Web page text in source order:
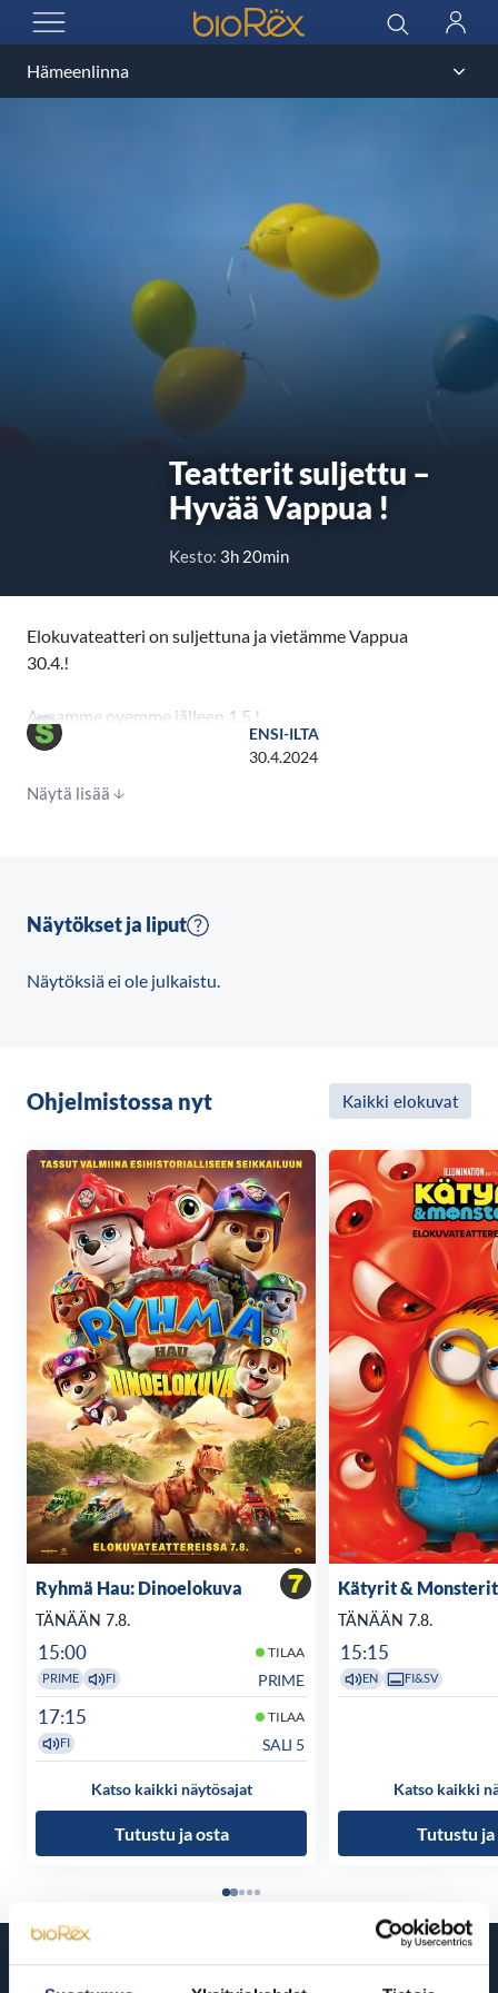
AVAA VALIKKO
BioRex Cinemas Haku
Teatterit suljettu –
Hyvää Vappua !
Kesto: 3h 20min
Elokuvateatteri on suljettuna ja vietämme Vappua
30.4.!
Avaamme ovemme jälleen 1.5.!
ENSI-ILTA
30.4.2024
Näytä lisää
Näytökset ja liput
Näytöksiä ei ole julkaistu.
Ohjelmistossa nyt Kaikki elokuvat
Ryhmä Hau: Dinoelokuva
TÄNÄÄN 7.8.
15:00 TILAA
PRIME FI PRIME
17:15 TILAA
FI SALI 5
Katso kaikki näytösajat
Tutustu ja osta
Kätyrit & Monsterit
TÄNÄÄN 7.8.
15:15
EN FI&SV
Katso kaikki
Tutustu ja
Tulossa